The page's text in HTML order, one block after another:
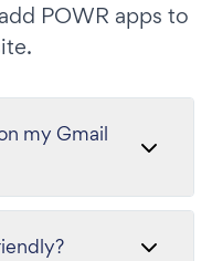
POWR apps to
my Gmail